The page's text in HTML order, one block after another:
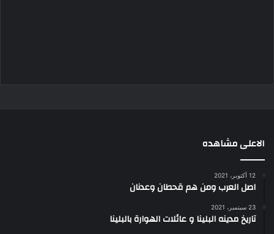
الاعلى مشاهده
12 أكتوبر، 2021
اصل العرب ومن هم قحطان وعدنان
23 سبتمبر، 2021
تاريخ مدينه البلينا و عائلات الهوارة بالبلينا